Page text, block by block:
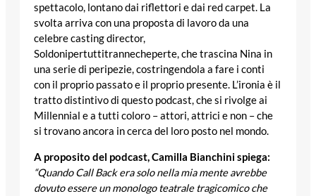
spettacolo, lontano dai riflettori e dai red carpet. La
svolta arriva con una proposta di lavoro da una
celebre casting director,
Soldonipertuttitrannecheperte, che trascina Nina in
una serie di peripezie, costringendola a fare i conti
con il proprio passato e il proprio presente. L’ironia è il
tratto distintivo di questo podcast, che si rivolge ai
Millennial e a tutti coloro – attori, attrici e non – che
si trovano ancora in cerca del loro posto nel mondo.
A proposito del podcast, Camilla Bianchini spiega:
“Quando Call Back era solo nella mia mente avrebbe
dovuto essere un monologo teatrale tragicomico che